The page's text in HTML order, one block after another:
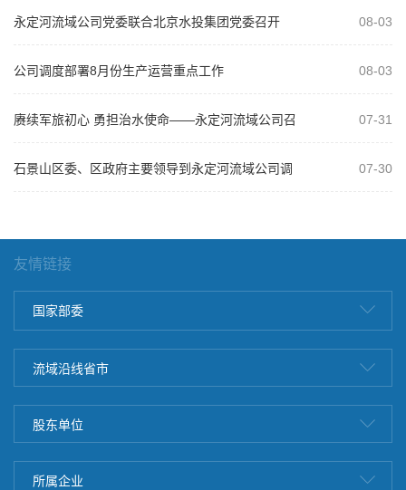
永定河流域公司党委联合北京水投集团党委召开
08-03
公司调度部署8月份生产运营重点工作 08-03
赓续军旅初心 勇担治水使命——永定河流域公司召
07-31
石景山区委、区政府主要领导到永定河流域公司调
07-30
友情链接
国家部委
流域沿线省市
股东单位
所属企业